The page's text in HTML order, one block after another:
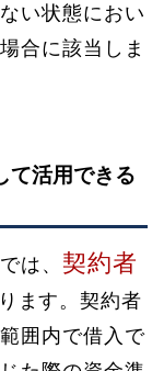
い状態におい
合に該当しま
て活用できる
は、 契約者
ます。契約者
囲内で借入で